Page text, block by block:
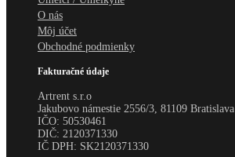
O nás
Môj účet
Obchodné podmienky
Fakturačné údaje
Artrent s.r.o
Jakubovo námestie 2556/3, 81109 Bratislava
IČO: 50530461
DIČ: 2120371330
IČ DPH: SK2120371330